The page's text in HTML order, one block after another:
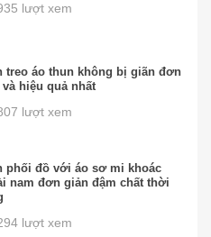
lượt xem
treo áo thun không bị giãn đơn
hiệu quả nhất
lượt xem
phối đồ với áo sơ mi khoác
nam đơn giản đậm chất thời
lượt xem